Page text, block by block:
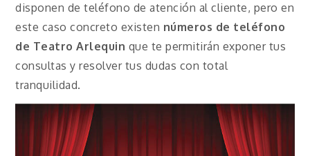
disponen de teléfono de atención al cliente, pero en
este caso concreto existen números de teléfono
de TeatroArlequin que te permitirán exponer tus
consultas y resolver tus dudas con total
tranquilidad.